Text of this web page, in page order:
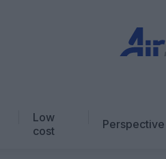
Low
cost
Perspective